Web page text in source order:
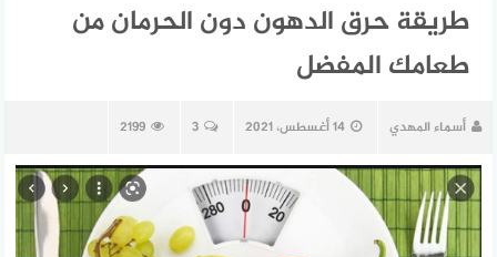
طريقة حرق الدهون دون الحرمان من
طعامك المفضل
أسماء المهدي 14 أغسطس، 2021 3
2199